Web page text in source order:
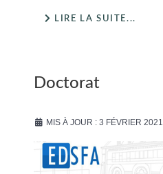
LIRE LA SUITE...
Doctorat
MIS À JOUR : 3 FÉVRIER 2021